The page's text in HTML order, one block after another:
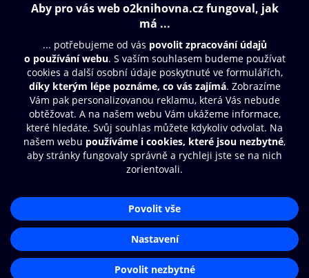
Obsah ke stažení
Moje O2 Knihovna
Další zábava
© O2 Czech Republic a.s.
Přístupnost
Zásady zpracování osobních údajů
Nastavení cookies
Aplikace O2 Knihovna
Čti a poslouchej své e-knihy a
audioknihy rychleji a pohodlněji.